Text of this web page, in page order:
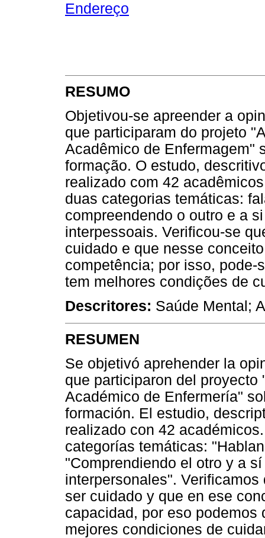
Endereço
RESUMO
Objetivou-se apreender a
que participaram do projeto
Acadêmico de Enfermagem"
formação. O estudo,
realizado com 42
duas categorias temáticas:
compreendendo o outro e a
interpessoais. Verificou-se
cuidado e que nesse
competência; por isso,
tem melhores condições de
Descritores: Saúde Mental;
RESUMEN
Se objetivó aprehender la
que participaron del
Académico de Enfermería"
formación. El estudio,
realizado con 42
categorías temáticas:
"Comprendiendo el otro y a
interpersonales".
ser cuidado y que en ese
capacidad, por eso
mejores condiciones de